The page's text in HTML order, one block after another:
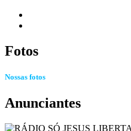
Fotos
Nossas fotos
Anunciantes